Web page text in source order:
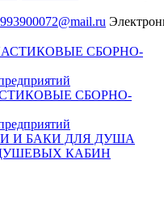
СБОРНО-
СБОРНО-
И БАКИ ДЛЯ ДУША
КАБИН